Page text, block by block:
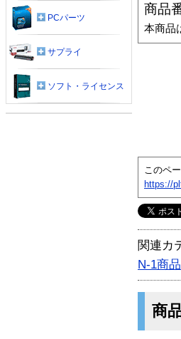
商品
本商品
このペ
https://
関連カ
N-1商品
商
PCパーツ
サプライ
ソフト・ライセンス